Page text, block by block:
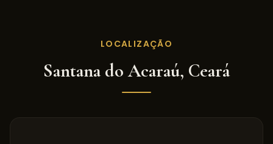
LOCALIZAÇÃO
Santana do Acaraú, Ceará